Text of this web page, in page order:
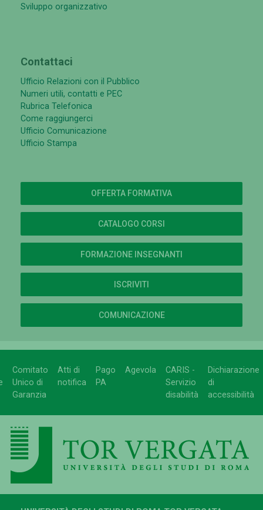
Sviluppo organizzativo
Contattaci
Ufficio Relazioni con il Pubblico
Numeri utili, contatti e PEC
Rubrica Telefonica
Come raggiungerci
Ufficio Comunicazione
Ufficio Stampa
OFFERTA FORMATIVA
CATALOGO CORSI
FORMAZIONE INSEGNANTI
ISCRIVITI
COMUNICAZIONE
Comitato
Unico di
Garanzia
Atti di
notifica
Pago
PA
Agevola
CARIS -
Servizio
disabilità
Dichiarazione
di
accessibilità